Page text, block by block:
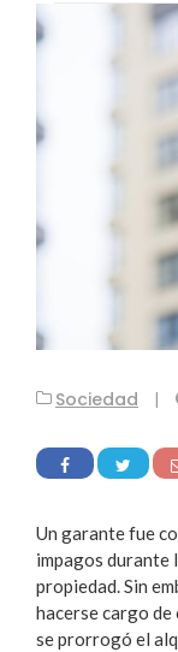
Sociedad |
Un garante fue
impagos durante
propiedad. Sin
hacerse cargo
se prorrogó el